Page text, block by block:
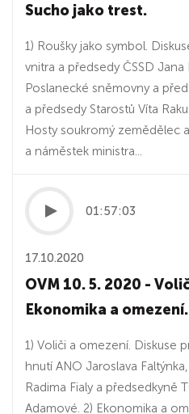
Sucho jako trest.
1) Roušky jako symbol.
vnitra a předsedy ČSSD
Poslanecké sněmovny a
a předsedy Starostů Víta
Hosty soukromý zemědělec
a náměstek ministra...
01:57:03
17.10.2020
OVM 10. 5. 2020 -
Ekonomika a omezení.
1) Voliči a omezení. Diskuse
hnutí ANO Jaroslava
Radima Fialy a předsedkyně
Adamové. 2) Ekonomika a